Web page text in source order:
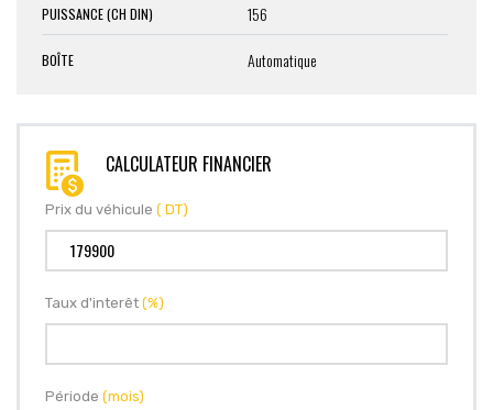
PUISSANCE (CH DIN) 156
BOÎTE Automatique
CALCULATEUR FINANCIER
Prix du véhicule ( DT)
Taux d'interêt (%)
Période (mois)